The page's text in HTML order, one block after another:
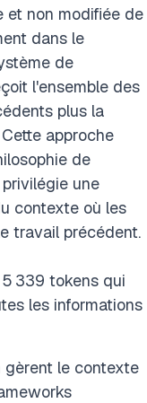
et non modifiée de
dans le
de
l'ensemble des
plus la
approche
de
une
contexte où les
travail précédent.
339 tokens qui
les informations
gèrent le contexte